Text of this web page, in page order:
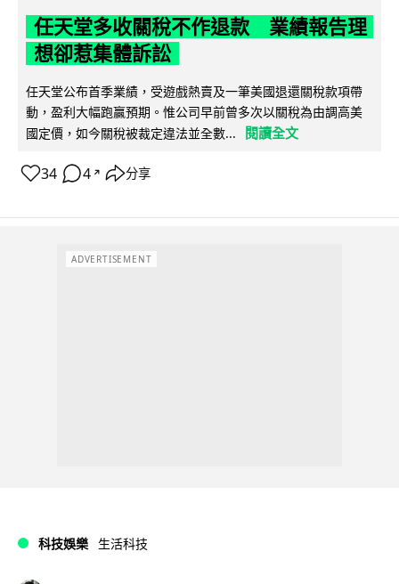
任天堂多收關稅不作退款 業績報告理
想卻惹集體訴訟
任天堂公布首季業績，受遊戲熱賣及一筆美國退還關稅款項帶
動，盈利大幅跑贏預期。惟公司早前曾多次以關稅為由調高美
國定價，如今關稅被裁定違法並全數...
閱讀全文
34 4 ↗ 分享
ADVERTISEMENT
科技娛樂 生活科技